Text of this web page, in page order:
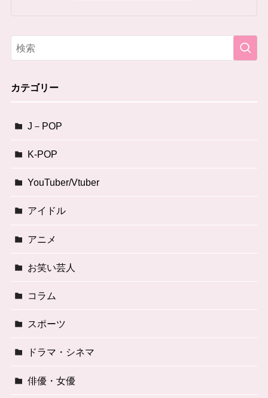
カテゴリー
J－POP
K-POP
YouTuber/Vtuber
アイドル
アニメ
お笑い芸人
コラム
スポーツ
ドラマ・シネマ
俳優・女優